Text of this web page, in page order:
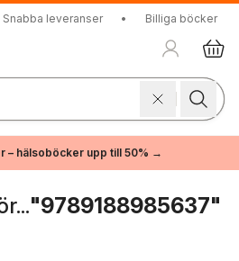
Snabba leveranser • Billiga böcker
– hälsoböcker upp till 50% →
"9789188985637"